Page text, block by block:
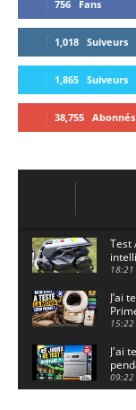
756 Fans
1,018 Suiveurs
1,865 Suiveurs
38,755 Abonnés
Test
18:21
J’ai
15:22
J'ai
09:22